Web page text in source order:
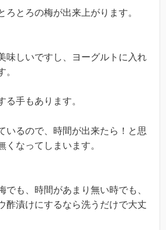
ろとろの梅が出来上がります。
味しいですし、ヨーグルトに入れ
。
る手もあります。
いるので、時間が出来たら！と思
くなってしまいます。
でも、時間があまり無い時でも、
酢漬けにするなら洗うだけで大丈